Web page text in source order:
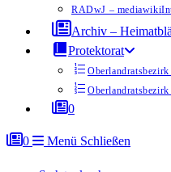
RADwJ – mediawiki
Archiv –
Protektorat
Oberlandratsbezirk
0
0 Menü Schließen